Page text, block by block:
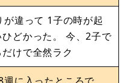
違って 1子の時が起
どかった。 今、2子で
けで全然ラク